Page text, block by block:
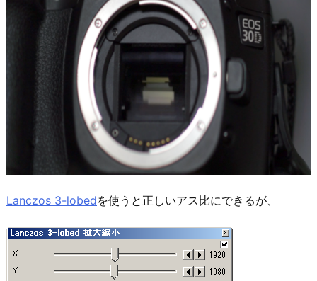
Lanczos 3-lobedを使うと正しいアス比にできるが、